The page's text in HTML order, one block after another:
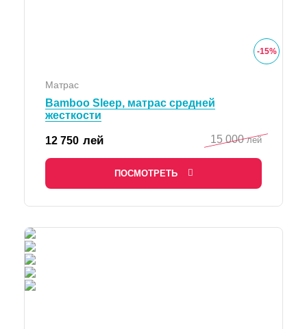
-15%
Матрас
Bamboo Sleep, матрас средней
жесткости
12 750 лей 15 000 лей
ПОСМОТРЕТЬ